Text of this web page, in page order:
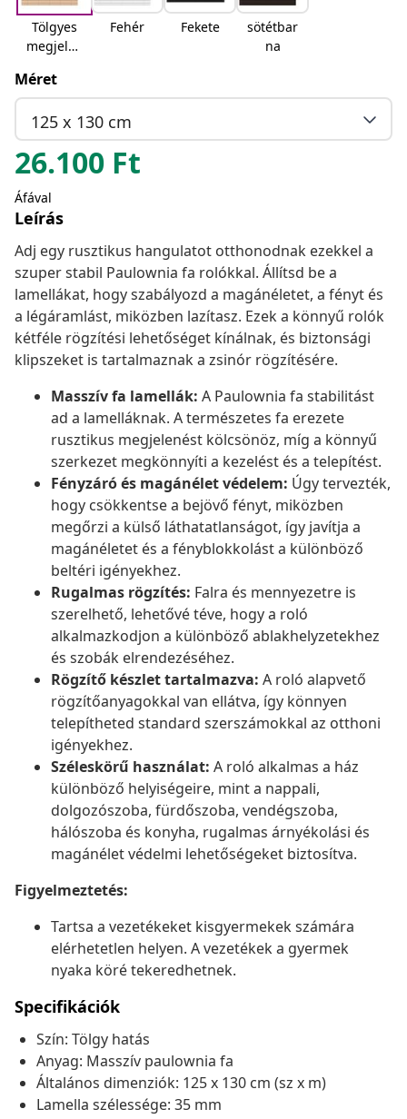
Tölgyes
megjelen
Fehér Fekete
sötétbar
na
Méret
125 x 130 cm
26.100 Ft
Áfával
Leírás
Adj egy rusztikus hangulatot otthonodnak ezekkel a
szuper stabil Paulownia fa rolókkal. Állítsd be a
lamellákat, hogy szabályozd a magánéletet, a fényt és
a légáramlást, miközben lazítasz. Ezek a könnyű rolók
kétféle rögzítési lehetőséget kínálnak, és biztonsági
klipszeket is tartalmaznak a zsinór rögzítésére.
Masszív fa lamellák: A Paulownia fa stabilitást
ad a lamelláknak. A természetes fa erezete
rusztikus megjelenést kölcsönöz, míg a könnyű
szerkezet megkönnyíti a kezelést és a telepítést.
Fényzáró és magánélet védelem: Úgy tervezték,
hogy csökkentse a bejövő fényt, miközben
megőrzi a külső láthatatlanságot, így javítja a
magánéletet és a fényblokkolást a különböző
beltéri igényekhez.
Rugalmas rögzítés: Falra és mennyezetre is
szerelhető, lehetővé téve, hogy a roló
alkalmazkodjon a különböző ablakhelyzetekhez
és szobák elrendezéséhez.
Rögzítő készlet tartalmazva: A roló alapvető
rögzítőanyagokkal van ellátva, így könnyen
telepítheted standard szerszámokkal az otthoni
igényekhez.
Széleskörű használat: A roló alkalmas a ház
különböző helyiségeire, mint a nappali,
dolgozószoba, fürdőszoba, vendégszoba,
hálószoba és konyha, rugalmas árnyékolási és
magánélet védelmi lehetőségeket biztosítva.
Figyelmeztetés:
Tartsa a vezetékeket kisgyermekek számára
elérhetetlen helyen. A vezetékek a gyermek
nyaka köré tekeredhetnek.
Specifikációk
Szín: Tölgy hatás
Anyag: Masszív paulownia fa
Általános dimenziók: 125 x 130 cm (sz x m)
Lamella szélessége: 35 mm